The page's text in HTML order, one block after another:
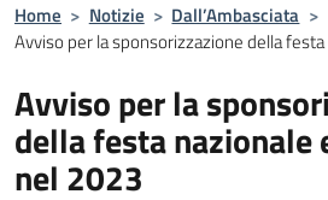
Home > Notizie > Dall’Ambasciata >
Avviso per la sponsorizzazione della
Avviso per la
della festa nazionale
nel 2023